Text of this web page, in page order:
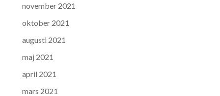
november 2021
oktober 2021
augusti 2021
maj 2021
april 2021
mars 2021